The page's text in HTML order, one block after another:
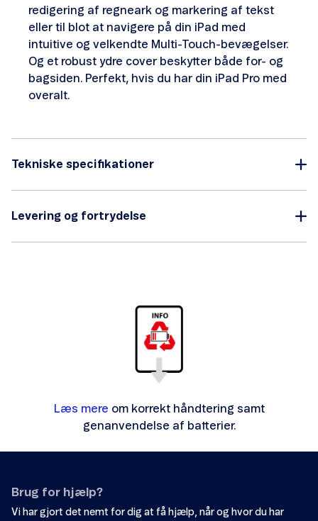
redigering af regneark og markering af tekst
eller til blot at navigere på din iPad med
intuitive og velkendte Multi-Touch-bevægelser.
Og et robust ydre cover beskytter både for- og
bagsiden. Perfekt, hvis du har din iPad Pro med
overalt.
Tekniske specifikationer
Levering og fortrydelse
Læs mere om korrekt håndtering samt
genanvendelse af batterier.
Brug for hjælp?
Vi har gjort det nemt for dig at få hjælp, når og hvor du har